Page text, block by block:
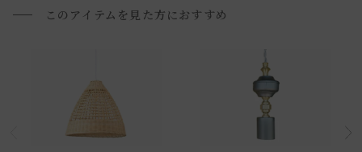
・天井の配線器具を確認してください。
・引掛埋込ローゼットAタイプ
・引掛埋込ローゼットBタイプ
・角型引掛シーリング
このアイテムを見た方におすすめ